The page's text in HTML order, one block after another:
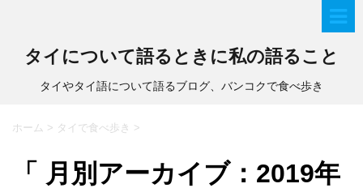
タイについて語るときに私の語ること
タイやタイ語について語るブログ、バンコクで食べ歩き
ホーム > タイで食べ歩き >
「 月別アーカイブ：2019年